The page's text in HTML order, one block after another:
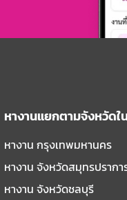
หางานแยกตามจังหวัดใ
หางาน กรุงเทพมหานคร
หางาน จังหวัดสมุทรปรากา
หางาน จังหวัดชลบุรี